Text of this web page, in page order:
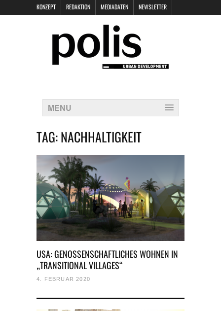
KONZEPT REDAKTION MEDIADATEN NEWSLETTER
DATENSCHUTZ
MENU
TAG:NACHHALTIGKEIT
USA: GENOSSENSCHAFTLICHES WOHNEN IN
„TRANSITIONAL VILLAGES“
4. FEBRUAR 2020